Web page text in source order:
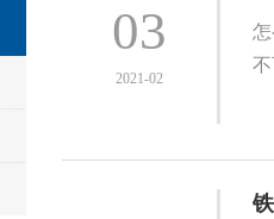
03
2021-02